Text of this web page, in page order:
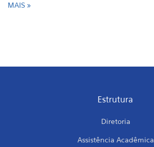
MAIS
Estrutura
Diretoria
Assistência Acadêmica